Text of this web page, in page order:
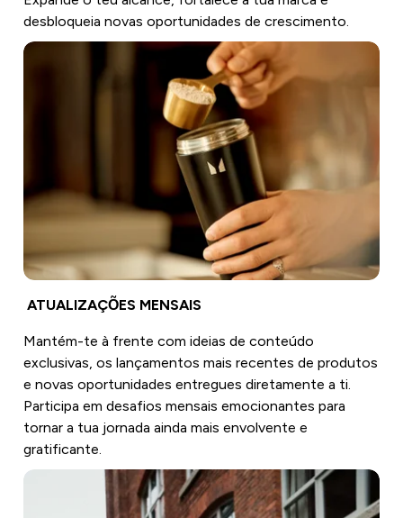
desbloqueia novas oportunidades de crescimento.
ATUALIZAÇÕES MENSAIS
Mantém-te à frente com ideias de conteúdo
exclusivas, os lançamentos mais recentes de produtos
e novas oportunidades entregues diretamente a ti.
Participa em desafios mensais emocionantes para
tornar a tua jornada ainda mais envolvente e
gratificante.